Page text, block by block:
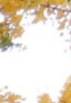
Le travail en